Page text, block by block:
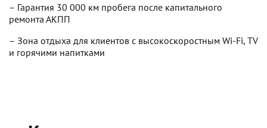
– Гарантия 30 000 км пробега после капитального
ремонта АКПП
– Зона отдыха для клиентов с высокоскоростным Wi-Fi, TV
и горячими напитками